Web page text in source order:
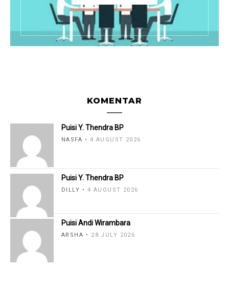
KOMENTAR
Puisi Y. Thendra BP
NASFA 4 AUGUST 2026
Puisi Y. Thendra BP
DILLY 4 AUGUST 2026
Puisi Andi Wirambara
ARSHA 28 JULY 2026